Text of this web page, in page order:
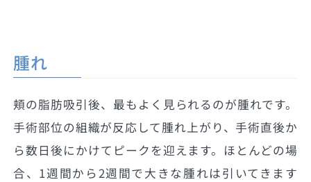
腫れ
頬の脂肪吸引後、最もよく見られるのが腫れです。
手術部位の組織が反応して腫れ上がり、手術直後か
ら数日後にかけてピークを迎えます。ほとんどの場
合、1週間から2週間で大きな腫れは引いてきます